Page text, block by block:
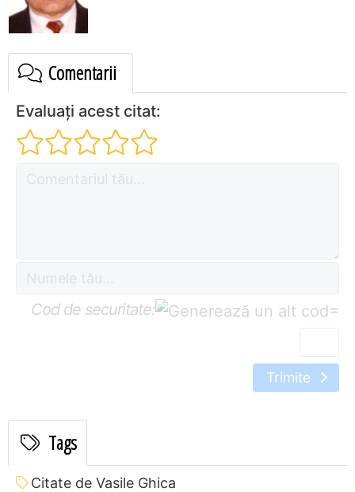
Comentarii
Evaluați acest citat:
Cod de securitate: =
Trimite
Tags
Citate de Vasile Ghica